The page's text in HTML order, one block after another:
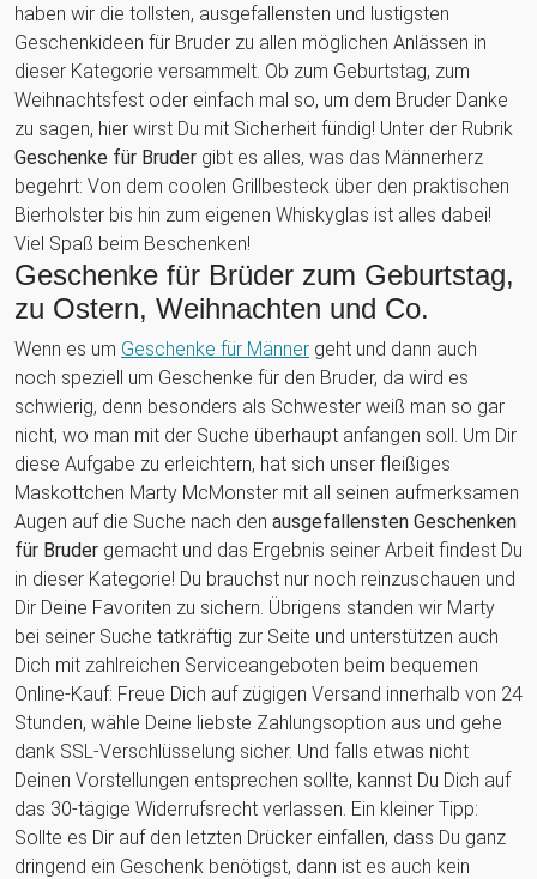
haben wir die tollsten, ausgefallensten und lustigsten
Geschenkideen für Bruder zu allen möglichen Anlässen in
dieser Kategorie versammelt. Ob zum Geburtstag, zum
Weihnachtsfest oder einfach mal so, um dem Bruder Danke
zu sagen, hier wirst Du mit Sicherheit fündig! Unter der Rubrik
Geschenke für Bruder gibt es alles, was das Männerherz
begehrt: Von dem coolen Grillbesteck über den praktischen
Bierholster bis hin zum eigenen Whiskyglas ist alles dabei!
Viel Spaß beim Beschenken!
Geschenke für Brüder zum Geburtstag,
zu Ostern, Weihnachten und Co.
Wenn es um Geschenke für Männer geht und dann auch
noch speziell um Geschenke für den Bruder, da wird es
schwierig, denn besonders als Schwester weiß man so gar
nicht, wo man mit der Suche überhaupt anfangen soll. Um Dir
diese Aufgabe zu erleichtern, hat sich unser fleißiges
Maskottchen Marty McMonster mit all seinen aufmerksamen
Augen auf die Suche nach den ausgefallensten Geschenken
für Bruder gemacht und das Ergebnis seiner Arbeit findest Du
in dieser Kategorie! Du brauchst nur noch reinzuschauen und
Dir Deine Favoriten zu sichern. Übrigens standen wir Marty
bei seiner Suche tatkräftig zur Seite und unterstützen auch
Dich mit zahlreichen Serviceangeboten beim bequemen
Online-Kauf: Freue Dich auf zügigen Versand innerhalb von 24
Stunden, wähle Deine liebste Zahlungsoption aus und gehe
dank SSL-Verschlüsselung sicher. Und falls etwas nicht
Deinen Vorstellungen entsprechen sollte, kannst Du Dich auf
das 30-tägige Widerrufsrecht verlassen. Ein kleiner Tipp:
Sollte es Dir auf den letzten Drücker einfallen, dass Du ganz
dringend ein Geschenk benötigst, dann ist es auch kein